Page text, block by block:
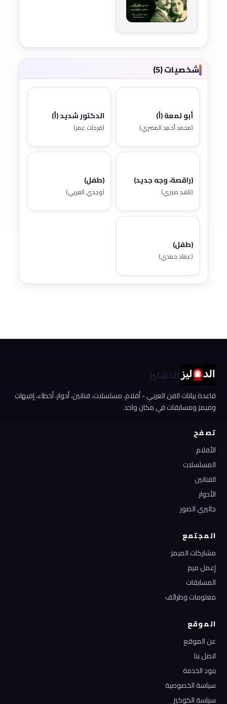
شخصيات (5)
أبو لمعة (أ)
(محمد أحمد المصري)
الدكتور شديد (أ)
(فرحات عمر)
(راقصة، وجه جديد)
(ناهد صبري)
(طفل)
(وجدي العربي)
(طفل)
(عماد حمدي)
الدهليز
قاعدة بيانات الفن العربي - أفلام، مسلسلات، فنانين، أدوار، أخطاء، إفيهات
وميمز ومسابقات في مكان واحد.
تصفح
الأفلام
المسلسلات
الفنانين
الأدوار
جاليري الصور
المجتمع
مشاركات الميمز
إعمل ميم
المسابقات
معلومات وطرائف
الموقع
عن الموقع
اتصل بنا
بنود الخدمة
سياسة الخصوصية
سياسة الكوكيز